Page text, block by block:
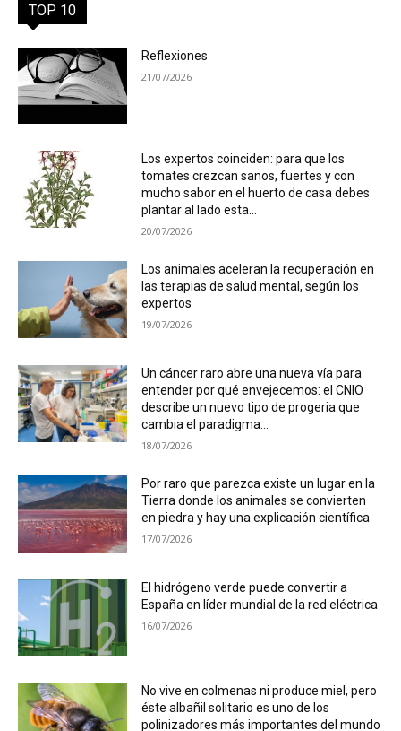
TOP 10
Reflexiones
21/07/2026
Los expertos coinciden: para que los
tomates crezcan sanos, fuertes y con
mucho sabor en el huerto de casa debes
plantar al lado esta...
20/07/2026
Los animales aceleran la recuperación en
las terapias de salud mental, según los
expertos
19/07/2026
Un cáncer raro abre una nueva vía para
entender por qué envejecemos: el CNIO
describe un nuevo tipo de progeria que
cambia el paradigma...
18/07/2026
Por raro que parezca existe un lugar en la
Tierra donde los animales se convierten
en piedra y hay una explicación científica
17/07/2026
El hidrógeno verde puede convertir a
España en líder mundial de la red eléctrica
16/07/2026
No vive en colmenas ni produce miel, pero
éste albañil solitario es uno de los
polinizadores más importantes del mundo